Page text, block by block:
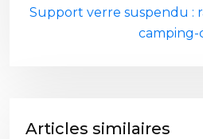
Support verre suspendu :
camping-
Articles similaires